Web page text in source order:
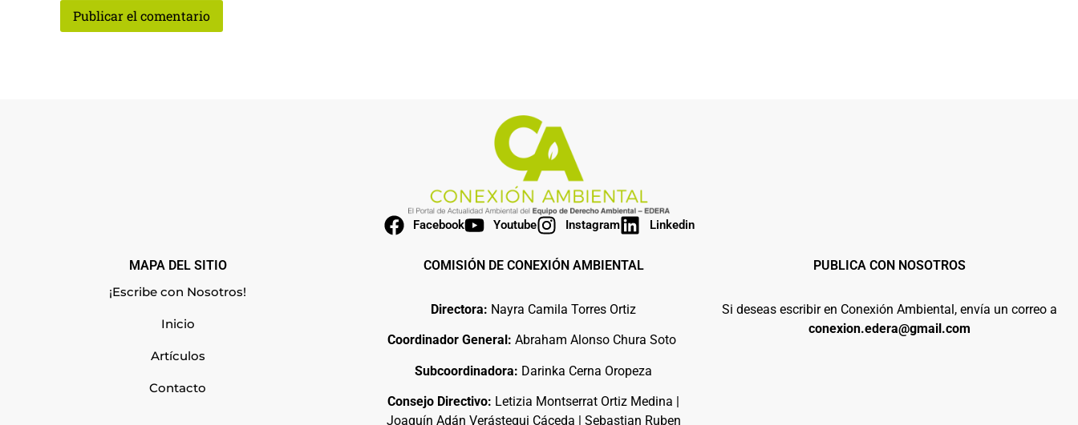
Facebook Youtube Instagram Linkedin
MAPA DEL SITIO
¡Escribe con Nosotros!
Inicio
Artículos
Contacto
COMISIÓN DE CONEXIÓN AMBIENTAL
Directora: Nayra Camila Torres Ortiz
Coordinador General:Abraham Alonso Chura Soto
Subcoordinadora: Darinka Cerna Oropeza
Consejo Directivo: Letizia Montserrat Ortiz Medina |
Joaquín Adán Verástegui Cáceda | Sebastian Ruben
PUBLICA CON NOSOTROS
Si deseas escribir en Conexión Ambiental, envía un correo a
conexion.edera@gmail.com